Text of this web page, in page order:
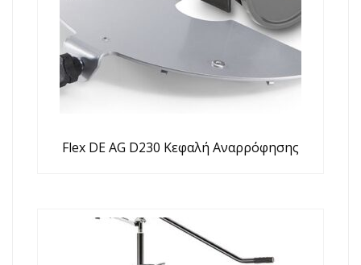
Flex DE AG D230 Κεφαλή Αναρρόφησης